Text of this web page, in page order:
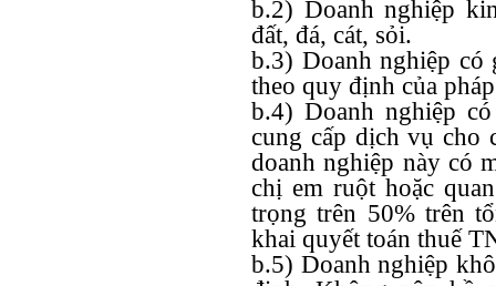
b.2) Doanh nghiệp
đất, đá, cát, sỏi.
b.3) Doanh nghiệp có
theo quy định của
b.4) Doanh nghiệp
cung cấp dịch vụ cho
doanh nghiệp này có
chị em ruột hoặc
trọng trên 50% trên
khai quyết toán thuế
b.5) Doanh nghiệp